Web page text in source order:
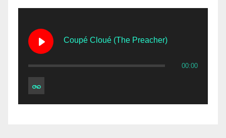
Coupé Cloué (The Preacher)
00:00